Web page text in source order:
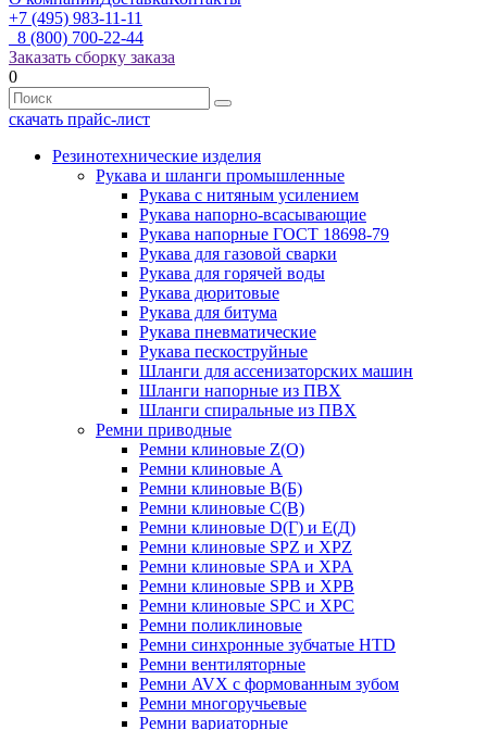
+7 (495) 983-11-11
8 (800) 700-22-44
Заказать сборку заказа
0
скачать прайс-лист
Резинотехнические изделия
Рукава и шланги промышленные
Рукава с нитяным усилением
Рукава напорно-всасывающие
Рукава напорные ГОСТ 18698-79
Рукава для газовой сварки
Рукава для горячей воды
Рукава дюритовые
Рукава для битума
Рукава пневматические
Рукава пескоструйные
Шланги для ассенизаторских машин
Шланги напорные из ПВХ
Шланги спиральные из ПВХ
Ремни приводные
Ремни клиновые Z(О)
Ремни клиновые А
Ремни клиновые В(Б)
Ремни клиновые С(В)
Ремни клиновые D(Г) и Е(Д)
Ремни клиновые SPZ и XPZ
Ремни клиновые SPA и XPA
Ремни клиновые SPB и XPB
Ремни клиновые SPC и XPC
Ремни поликлиновые
Ремни синхронные зубчатые HTD
Ремни вентиляторные
Ремни AVX с формованным зубом
Ремни многоручьевые
Ремни вариаторные